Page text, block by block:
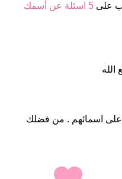
5 اسئلة عن أسمك